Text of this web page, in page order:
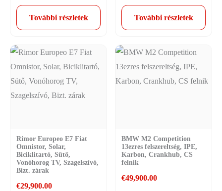
További részletek További részletek
Rimor Europeo E7 Fiat
Omnistor, Solar,
Biciklitartó, Sütő,
Vonóhorog TV, Szagelszívó,
Bizt. zárak
€29,900.00
BMW M2 Competition
13ezres felszereltség, IPE,
Karbon, Crankhub, CS
felnik
€49,900.00